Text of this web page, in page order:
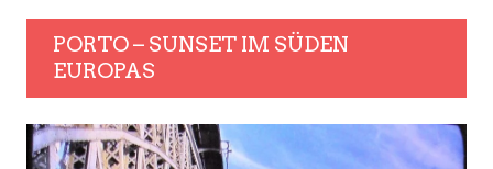
PORTO – SUNSET IM SÜDEN
EUROPAS